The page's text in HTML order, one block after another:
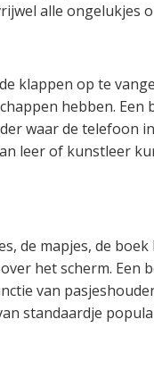
alle ongelukjes
klappen op te
hebben.
waar de telefoon
leer of kunstleer
de mapjes, de
het scherm.
van
standaardje